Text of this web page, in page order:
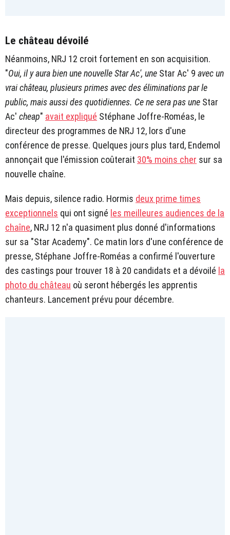
Le château dévoilé
Néanmoins, NRJ 12 croit fortement en son acquisition.
"Oui, il y aura bien une nouvelle Star Ac', une Star Ac' 9 avec un
vrai château, plusieurs primes avec des éliminations par le
public, mais aussi des quotidiennes. Ce ne sera pas une Star
Ac' cheap" avait expliqué Stéphane Joffre-Roméas, le
directeur des programmes de NRJ 12, lors d'une
conférence de presse. Quelques jours plus tard, Endemol
annonçait que l'émission coûterait 30% moins cher sur sa
nouvelle chaîne.
Mais depuis, silence radio. Hormis deux prime times
exceptionnels qui ont signé les meilleures audiences de la
chaîne, NRJ 12 n'a quasiment plus donné d'informations
sur sa "Star Academy". Ce matin lors d'une conférence de
presse, Stéphane Joffre-Roméas a confirmé l'ouverture
des castings pour trouver 18 à 20 candidats et a dévoilé la
photo du château où seront hébergés les apprentis
chanteurs. Lancement prévu pour décembre.